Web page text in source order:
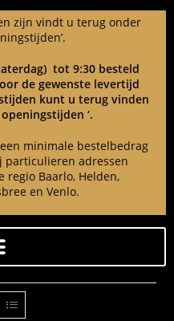
zijn vindt u terug onder
tot 9:30 besteld
de gewenste levertijd
kunt u terug vinden
‘.
minimale bestelbedrag
particulieren adressen
regio Baarlo, Helden,
en Venlo.